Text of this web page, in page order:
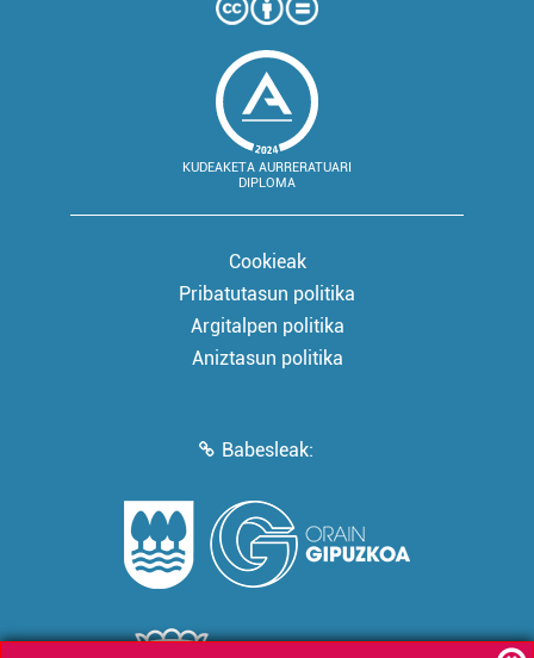
KUDEAKETA AURRERATUARI
DIPLOMA
Cookieak
Pribatutasun politika
Argitalpen politika
Aniztasun politika
Babesleak: